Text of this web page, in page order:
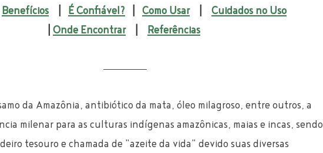
Benefícios É Confiável? Como Usar
    |
Cuidados no Uso
Onde Encontrar
    |
Referências
da Amazônia, antibiótico da mata, óleo milagroso, entre outros, a
milenar para as culturas indígenas amazônicas, maias e incas, sendo
tesouro e chamada de "azeite da vida" devido suas diversas